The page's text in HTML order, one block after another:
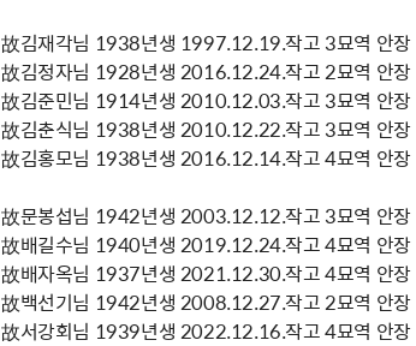
故김재각님 1938년생 1997.12.19.작고 3묘역 안장
故김정자님 1928년생 2016.12.24.작고 2묘역 안장
故김준민님 1914년생 2010.12.03.작고 3묘역 안장
故김춘식님 1938년생 2010.12.22.작고 3묘역 안장
故김홍모님 1938년생 2016.12.14.작고 4묘역 안장
故문봉섭님 1942년생 2003.12.12.작고 3묘역 안장
故배길수님 1940년생 2019.12.24.작고 4묘역 안장
故배자옥님 1937년생 2021.12.30.작고 4묘역 안장
故백선기님 1942년생 2008.12.27.작고 2묘역 안장
故서강회님 1939년생 2022.12.16.작고 4묘역 안장